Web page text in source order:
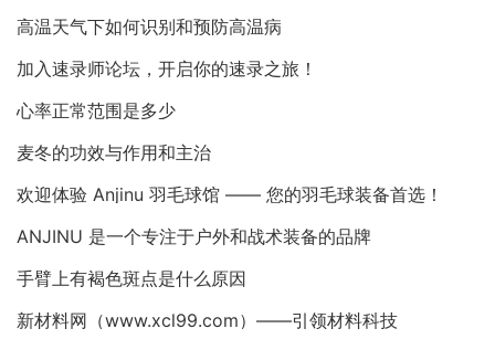
高温天气下如何识别和预防高温病
加入速录师论坛，开启你的速录之旅！
心率正常范围是多少
麦冬的功效与作用和主治
欢迎体验 Anjinu 羽毛球馆 —— 您的羽毛球装备首选！
ANJINU 是一个专注于户外和战术装备的品牌
手臂上有褐色斑点是什么原因
新材料网（www.xcl99.com）——引领材料科技